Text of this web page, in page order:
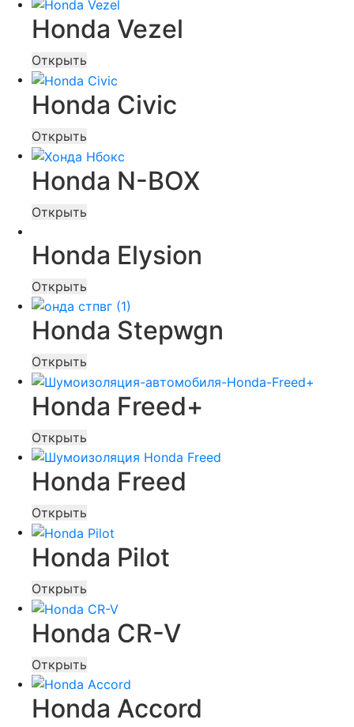
Honda Vezel
Открыть
Honda Civic
Открыть
Honda N-BOX
Открыть
Honda Elysion
Открыть
Honda Stepwgn
Открыть
Honda Freed+
Открыть
Honda Freed
Открыть
Honda Pilot
Открыть
Honda CR-V
Открыть
Honda Accord